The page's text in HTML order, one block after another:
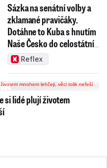
Sázka na senátní volby a
zklamané pravičáky.
Dotáhne to Kuba s hnutím
Naše Česko do celostátní
politiky?
Reflex
si lidé plují životem